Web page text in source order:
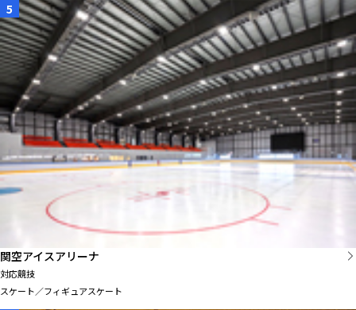
5
関空アイスアリーナ
対応競技
スケート／フィギュアスケート